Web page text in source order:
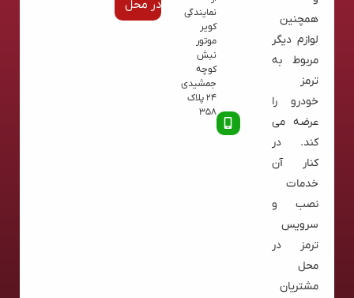
همچنین
لوازم دیگر
مربوط به
ترمز
خودرو را
عرضه می
کند. در
کنار آن
خدمات
نصب و
سرویس
ترمز در
محل
مشتریان
نمایندگی
کویر
موتور
نبش
کوچه
جمشیدی
24 پلاک
358
در محل